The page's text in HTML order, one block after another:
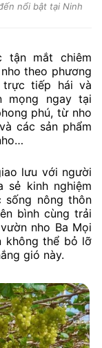
nổi bật tại Ninh
tận mắt chiêm
theo phương
tiếp hái và
mọng ngay tại
phú, từ nho
các sản phẩm
lưu với người
sẻ kinh nghiệm
sống nông thôn
bình cùng trải
nho Ba Mọi
không thể bỏ lỡ
gió này.